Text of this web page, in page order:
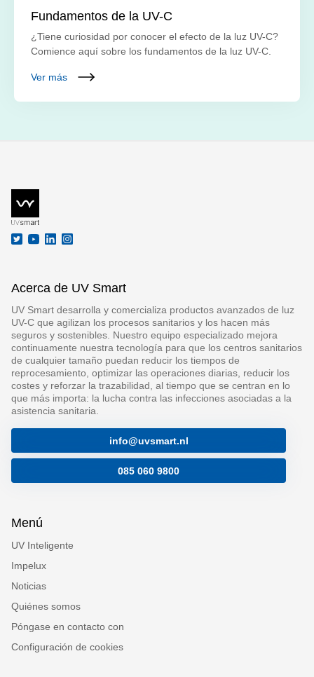
Fundamentos de la UV-C
¿Tiene curiosidad por conocer el efecto de la luz UV-C?
Comience aquí sobre los fundamentos de la luz UV-C.
Ver más
Acerca de UV Smart
UV Smart desarrolla y comercializa productos avanzados de luz
UV-C que agilizan los procesos sanitarios y los hacen más
seguros y sostenibles. Nuestro equipo especializado mejora
continuamente nuestra tecnología para que los centros sanitarios
de cualquier tamaño puedan reducir los tiempos de
reprocesamiento, optimizar las operaciones diarias, reducir los
costes y reforzar la trazabilidad, al tiempo que se centran en lo
que más importa: la lucha contra las infecciones asociadas a la
asistencia sanitaria.
info@uvsmart.nl
085 060 9800
Menú
UV Inteligente
Impelux
Noticias
Quiénes somos
Póngase en contacto con
Configuración de cookies